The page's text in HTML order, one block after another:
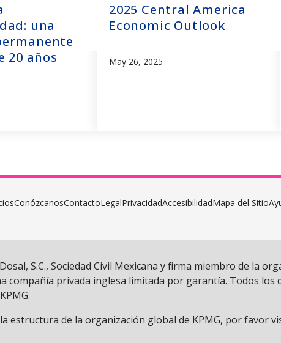
una
20 años
2025 Central America
Economic Outlook
May 26, 2025
ConózcanosContactoLegalPrivacidadAccesibilidadMapa del Sitio
S.C., Sociedad Civil Mexicana y firma miembro de la
compañía privada inglesa limitada por garantía. Todos
estructura de la organización global de KPMG, por favor